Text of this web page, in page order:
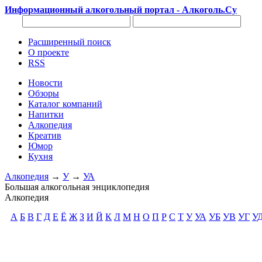
Информационный алкогольный портал - Алкоголь.Су
Расширенный поиск
О проекте
RSS
Новости
Обзоры
Каталог компаний
Напитки
Алкопедия
Креатив
Юмор
Кухня
Алкопедия → У→ УА
Большая алкогольная энциклопедия
Алкопедия
А Б В Г Д Е Ё Ж З И Й К Л М Н О П Р С Т У УА УБ УВ УГ